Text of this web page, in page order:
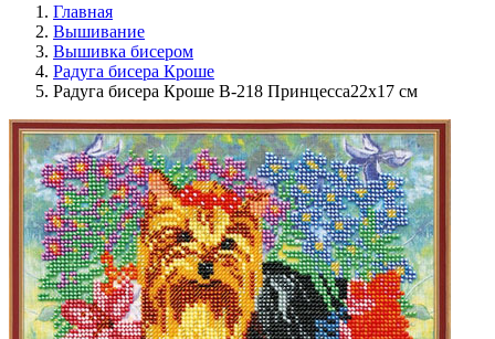
Главная
Вышивание
Вышивка бисером
Радуга бисера Кроше
Радуга бисера Кроше В-218 Принцесса22х17 см